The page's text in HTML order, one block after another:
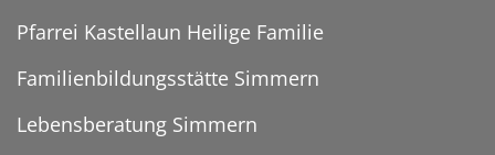
Pfarrei Kastellaun Heilige Familie
Familienbildungsstätte Simmern
Lebensberatung Simmern